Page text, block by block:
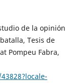
de la opinión
Tesis de
Pompeu Fabra,